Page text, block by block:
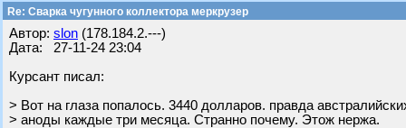
Re: Сварка чугунного коллектора меркрузер
Автор: slon (178.184.2.---)
Дата: 27-11-24 23:04
Курсант писал:
> Вот на глаза попалось. 3440 долларов. правда
> аноды каждые три месяца. Странно почему. Этож нержа.